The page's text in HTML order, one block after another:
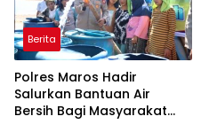
Berita
Polres Maros Hadir
Salurkan Bantuan Air
Bersih Bagi Masyarakat